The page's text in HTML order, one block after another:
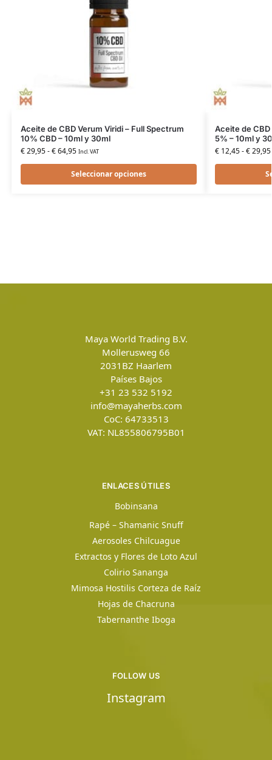
Aceite de CBD Verum Viridi – Full Spectrum
10% CBD – 10ml y 30ml
€29,95-€64,95 Incl. VAT
Seleccionar opciones
Aceite de CBD
5% – 10ml y
€12,45-€29,95
Maya World Trading B.V.
Mollerusweg 66
2031BZ Haarlem
Países Bajos
+31 23 532 5192
info@mayaherbs.com
CoC: 64733513
VAT: NL855806795B01
ENLACES ÚTILES
Bobinsana
Rapé – Shamanic Snuff
Aerosoles Chilcuague
Extractos y Flores de Loto Azul
Colirio Sananga
Mimosa Hostilis Corteza de Raíz
Hojas de Chacruna
Tabernanthe Iboga
FOLLOW US
Instagram